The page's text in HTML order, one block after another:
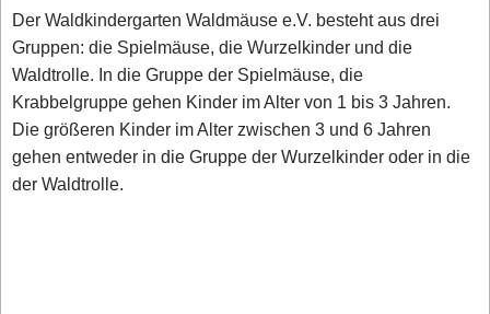
Der Waldkindergarten Waldmäuse e.V. besteht aus drei
Gruppen: die Spielmäuse, die Wurzelkinder und die
Waldtrolle. In die Gruppe der Spielmäuse, die
Krabbelgruppe gehen Kinder im Alter von 1 bis 3 Jahren.
Die größeren Kinder im Alter zwischen 3 und 6 Jahren
gehen entweder in die Gruppe der Wurzelkinder oder in die
der Waldtrolle.